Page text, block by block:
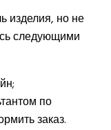
изделия, но не
следующими
по
заказ.